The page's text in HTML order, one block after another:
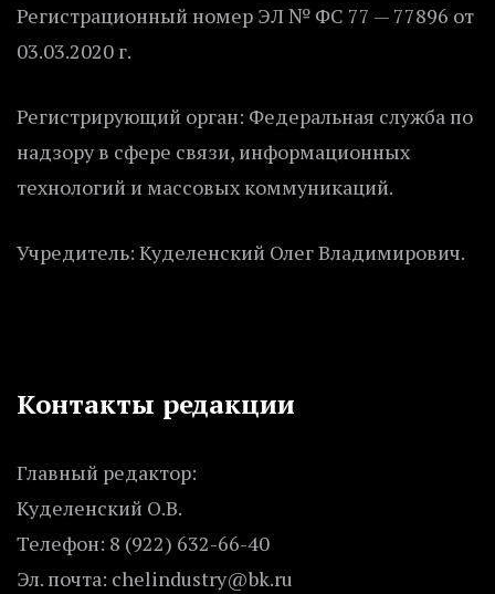
Регистрационный номер ЭЛ № ФС 77 — 77896 от
03.03.2020 г.
Регистрирующий орган: Федеральная служба по
надзору в сфере связи, информационных
технологий и массовых коммуникаций.
Учредитель: Куделенский Олег Владимирович.
Контакты редакции
Главный редактор:
Куделенский О.В.
Телефон: 8 (922) 632-66-40
Эл. почта: chelindustry@bk.ru